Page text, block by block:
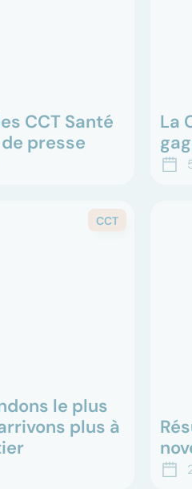
CCT Santé
presse
accord entre
La
CCT
le plus
plus à
Secrétaire central
La